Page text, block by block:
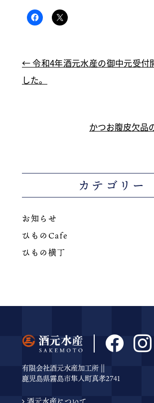
←令和4年酒元水産の御中元受付
した。
かつお腹皮欠品
カテゴリー
お知らせ
ひものCafe
ひもの横丁
有限会社酒元水産加工所 ||
鹿児島県霧島市隼人町真孝2741